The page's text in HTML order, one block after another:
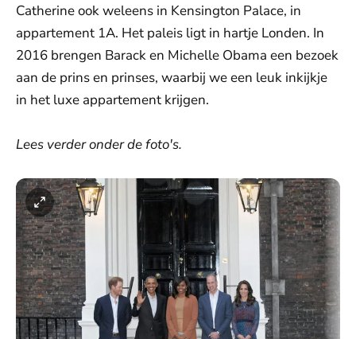
Catherine ook weleens in Kensington Palace, in
appartement 1A. Het paleis ligt in hartje Londen. In
2016 brengen Barack en Michelle Obama een bezoek
aan de prins en prinses, waarbij we een leuk inkijkje
in het luxe appartement krijgen.
Lees verder onder de foto's.